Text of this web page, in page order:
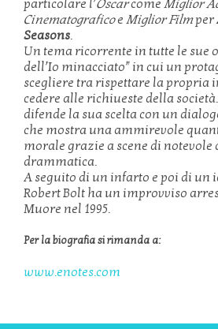
particolare l’OscarcomeMiglior
CinematograficoeMiglior Filmper
Seasons.
Un tema ricorrente in tutte le sue
dell’Io minacciato” in cui un
scegliere tra rispettare la propria
cedere alle richiueste della
difende la sua scelta con un
che mostra una ammirevole
morale grazie a scene di
drammatica.
A seguito di un infarto e poi di un
Robert Bolt ha un improvviso
Muore nel 1995.
Per la biografia si rimanda a:
www.enotes.com